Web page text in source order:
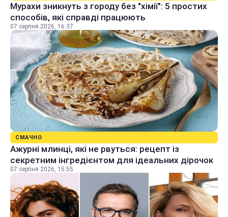
Мурахи зникнуть з городу без "хімії": 5 простих
способів, які справді працюють
07 серпня 2026, 16:37
СМАЧНО
Ажурні млинці, які не рвуться: рецепт із
секретним інгредієнтом для ідеальних дірочок
07 серпня 2026, 15:55